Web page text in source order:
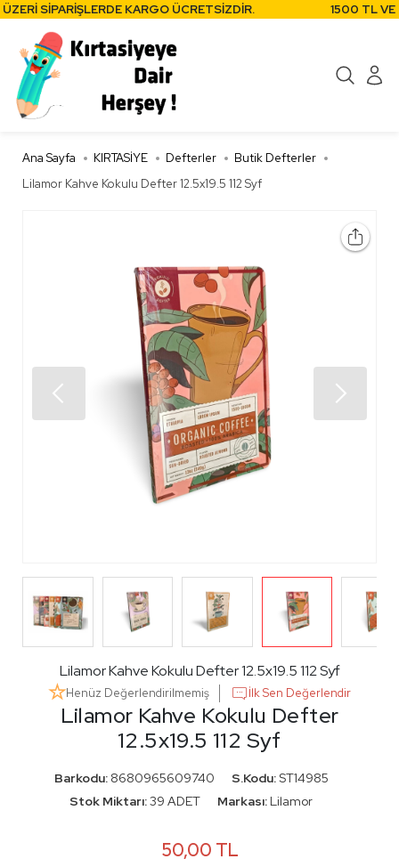
SİPARİŞLERDE KARGO ÜCRETSİZDİR. 1500 TL VE
Ana Sayfa KIRTASİYE Defterler
Butik Defterler
Lilamor Kahve Kokulu Defter 12.5x19.5 112 Syf
Lilamor Kahve Kokulu Defter
12.5x19.5 112 Syf
Lilamor Kahve Kokulu Defter 12.5x19.5 112 Syf
Henüz Değerlendirilmemiş İlk Sen Değerlendir
Barkodu:8680965609740 S.Kodu:ST14985
Stok Miktarı:39 ADET Markası: Lilamor
50,00 TL